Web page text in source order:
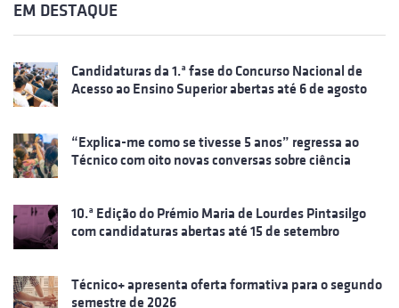
EM DESTAQUE
Candidaturas da 1.ª fase do Concurso Nacional de
Acesso ao Ensino Superior abertas até 6 de agosto
“Explica-me como se tivesse 5 anos” regressa ao
Técnico com oito novas conversas sobre ciência
10.ª Edição do Prémio Maria de Lourdes Pintasilgo
com candidaturas abertas até 15 de setembro
Técnico+ apresenta oferta formativa para o segundo
semestre de 2026